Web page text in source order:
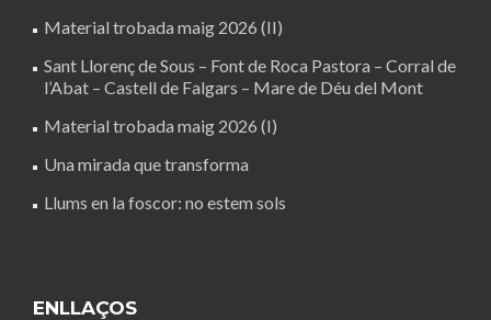
Material trobada maig 2026 (II)
Sant Llorenç de Sous – Font de Roca Pastora – Corral de
l’Abat – Castell de Falgars – Mare de Déu del Mont
Material trobada maig 2026 (I)
Una mirada que transforma
Llums en la foscor: no estem sols
ENLLAÇOS